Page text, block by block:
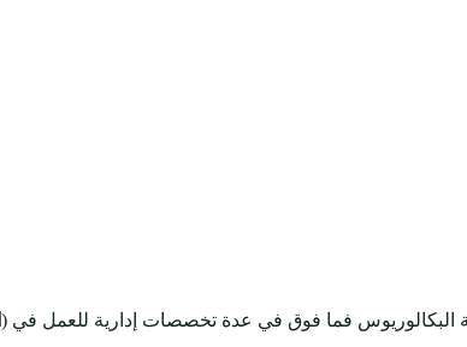
البكالوريوس فما فوق في عدة تخصصات إدارية للعمل في (